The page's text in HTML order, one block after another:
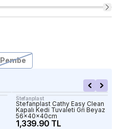
Pembe
Stefanplast
Stefanplast Cathy Easy Clean
Kapalı Kedi Tuvaleti Gri Beyaz
56x40x40cm
1,339.90 TL